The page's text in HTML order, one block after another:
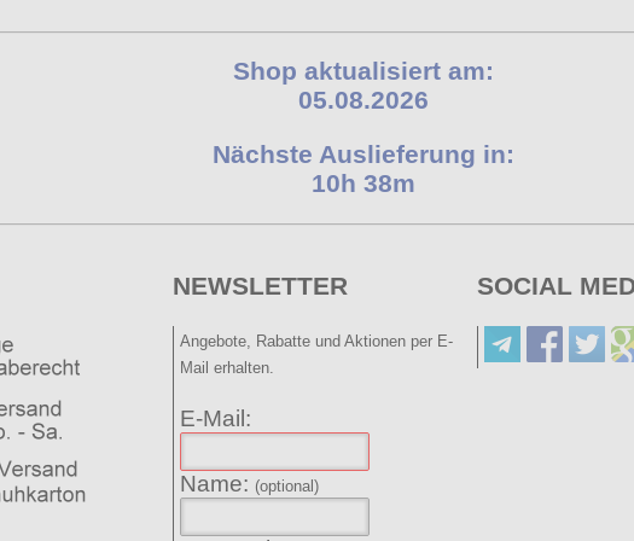
Shop aktualisiert am:
05.08.2026
Nächste Auslieferung in:
10h 38m
NEWSLETTER
Angebote, Rabatte und Aktionen per E-
Mail erhalten.
E-Mail:
Name: (optional)
SOCIAL